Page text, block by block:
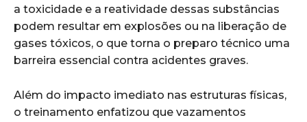
a toxicidade e a reatividade dessas substâncias
podem resultar em explosões ou na liberação de
gases tóxicos, o que torna o preparo técnico uma
barreira essencial contra acidentes graves.
Além do impacto imediato nas estruturas físicas,
o treinamento enfatizou que vazamentos